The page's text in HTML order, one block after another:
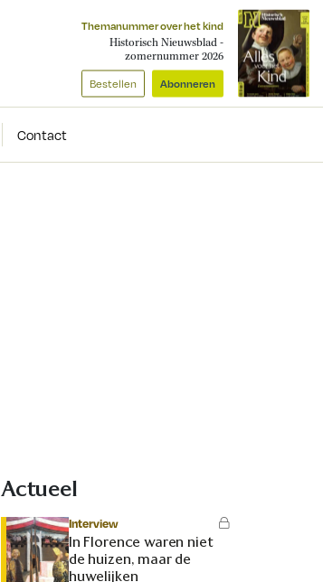
Themanummer over het kind
Historisch Nieuwsblad -
zomernummer 2026
Bestellen Abonneren
Contact
Actueel
Interview
In Florence waren niet
de huizen, maar de
huwelijken